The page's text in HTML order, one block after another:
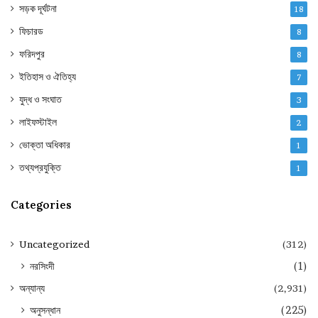
সড়ক দূর্ঘটনা 18
ফিচারড 8
ফরিদপুর 8
ইতিহাস ও ঐতিহ্য 7
যুদ্ধ ও সংঘাত 3
লাইফস্টাইল 2
ভোক্তা অধিকার 1
তথ্যপ্রযুক্তি 1
Categories
Uncategorized (312)
নরসিংদী (1)
অন্যান্য (2,931)
অনুসন্ধান (225)